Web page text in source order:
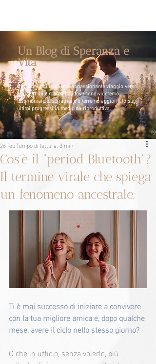
Un Blog di Speranza e
Vita
Unisciti a noi in questo appassionante viaggio verso
la paternità e maternità, dove condivideremo
testimonianze ispiratrici e ti terremo aggiornato sugli
ultimi progressi in medicina riproduttiva.
Cos’è il “period Bluetooth”?
Il termine virale che spiega
un fenomeno ancestrale.
26 febTempo di lettura: 3 min
Ti è mai successo di iniziare a convivere
con la tua migliore amica e, dopo qualche
mese, avere il ciclo nello stesso giorno?
O che in ufficio, senza volerlo, più